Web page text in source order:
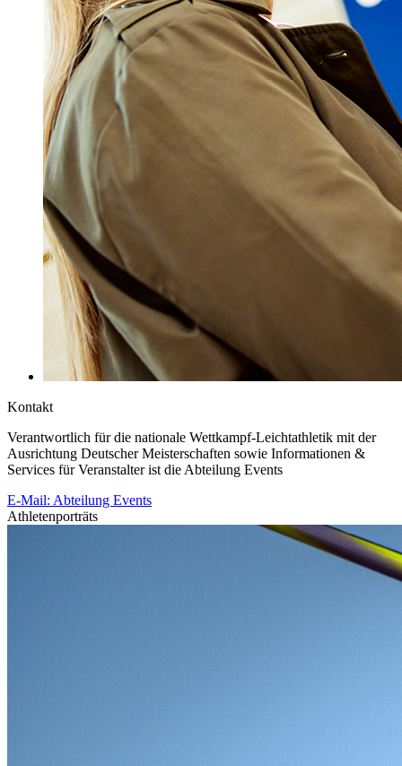
Kontakt
Verantwortlich für die nationale Wettkampf-Leichtathletik mit der
Ausrichtung Deutscher Meisterschaften sowie Informationen &
Services für Veranstalter ist die Abteilung Events
E-Mail: Abteilung Events
Athletenporträts